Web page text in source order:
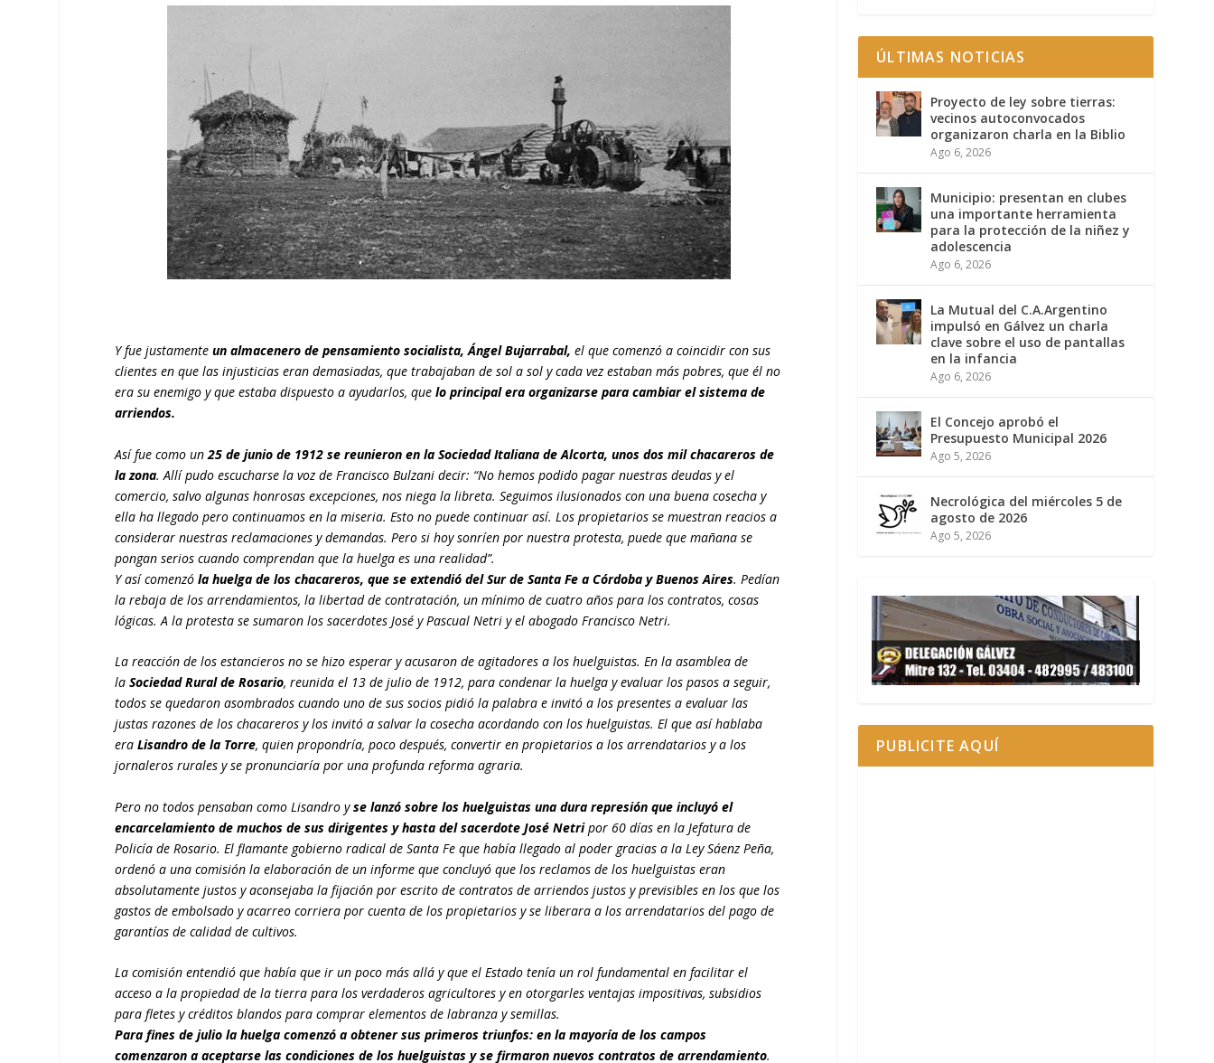
Y fue justamenteun almacenero de pensamiento socialista, Ángel Bujarrabal, el que comenzó a coincidir con sus
clientes en que las injusticias eran demasiadas, que trabajaban de sol a sol y cada vez estaban más pobres, que él no
era su enemigo y que estaba dispuesto a ayudarlos, quelo principal era organizarse para cambiar el sistema de
arriendos.
Así fue como un 25 de junio de 1912 se reunieron en la Sociedad Italiana de Alcorta, unos dos mil chacareros de
la zona. Allí pudo escucharse la voz de Francisco Bulzani decir: “No hemos podido pagar nuestras deudas y el
comercio, salvo algunas honrosas excepciones, nos niega la libreta. Seguimos ilusionados con una buena cosecha y
ella ha llegado pero continuamos en la miseria. Esto no puede continuar así. Los propietarios se muestran reacios a
considerar nuestras reclamaciones y demandas. Pero si hoy sonríen por nuestra protesta, puede que mañana se
pongan serios cuando comprendan que la huelga es una realidad”.
Y así comenzóla huelga de los chacareros, que se extendió del Sur de Santa Fe a Córdoba y Buenos Aires. Pedían
la rebaja de los arrendamientos, la libertad de contratación, un mínimo de cuatro años para los contratos, cosas
lógicas. A la protesta se sumaron los sacerdotes José y Pascual Netri y el abogado Francisco Netri.
La reacción de los estancieros no se hizo esperar y acusaron de agitadores a los huelguistas. En la asamblea de
la Sociedad Rural de Rosario, reunida el 13 de julio de 1912, para condenar la huelga y evaluar los pasos a seguir,
todos se quedaron asombrados cuando uno de sus socios pidió la palabra e invitó a los presentes a evaluar las
justas razones de los chacareros y los invitó a salvar la cosecha acordando con los huelguistas. El que así hablaba
eraLisandro de la Torre, quien propondría, poco después, convertir en propietarios a los arrendatarios y a los
jornaleros rurales y se pronunciaría por una profunda reforma agraria.
Pero no todos pensaban como Lisandro yse lanzó sobre los huelguistas una dura represión que incluyó el
encarcelamiento de muchos de sus dirigentes y hasta del sacerdote José Netripor 60 días en la Jefatura de
Policía de Rosario. El flamante gobierno radical de Santa Fe que había llegado al poder gracias a la Ley Sáenz Peña,
ordenó a una comisión la elaboración de un informe que concluyó que los reclamos de los huelguistas eran
absolutamente justos y aconsejaba la fijación por escrito de contratos de arriendos justos y previsibles en los que los
gastos de embolsado y acarreo corriera por cuenta de los propietarios y se liberara a los arrendatarios del pago de
garantías de calidad de cultivos.
La comisión entendió que había que ir un poco más allá y que el Estado tenía un rol fundamental en facilitar el
acceso a la propiedad de la tierra para los verdaderos agricultores y en otorgarles ventajas impositivas, subsidios
para fletes y créditos blandos para comprar elementos de labranza y semillas.
Para fines de julio la huelga comenzó a obtener sus primeros triunfos: en la mayoría de los campos
comenzaron a aceptarse las condiciones de los huelguistas y se firmaron nuevos contratos de arrendamiento.
ÚLTIMAS NOTICIAS
Proyecto de ley sobre tierras:
vecinos autoconvocados
organizaron charla en la Biblio
Ago 6, 2026
Municipio: presentan en clubes
una importante herramienta
para la protección de la niñez y
adolescencia
Ago 6, 2026
La Mutual del C.A.Argentino
impulsó en Gálvez un charla
clave sobre el uso de pantallas
en la infancia
Ago 6, 2026
El Concejo aprobó el
Presupuesto Municipal 2026
Ago 5, 2026
Necrológica del miércoles 5 de
agosto de 2026
Ago 5, 2026
PUBLICITE AQUÍ